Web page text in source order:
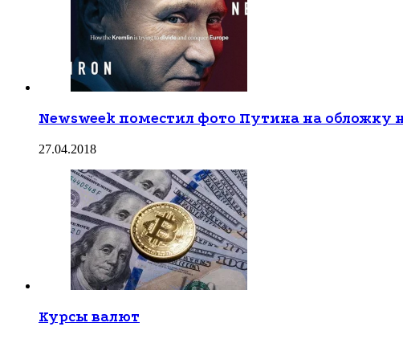
Newsweek поместил фото Путина на обложку
27.04.2018
Курсы валют